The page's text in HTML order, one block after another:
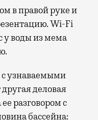
в правой руке и
Wi-Fi
у воды из мема
с узнаваемыми
деловая
разговором с
бассейна: